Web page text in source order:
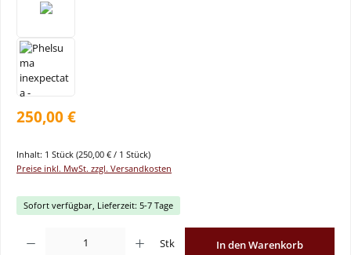
250,00 €
Inhalt: 1 Stück (250,00 € / 1 Stück)
Preise inkl. MwSt. zzgl. Versandkosten
Sofort verfügbar, Lieferzeit: 5-7 Tage
Stk In den Warenkorb